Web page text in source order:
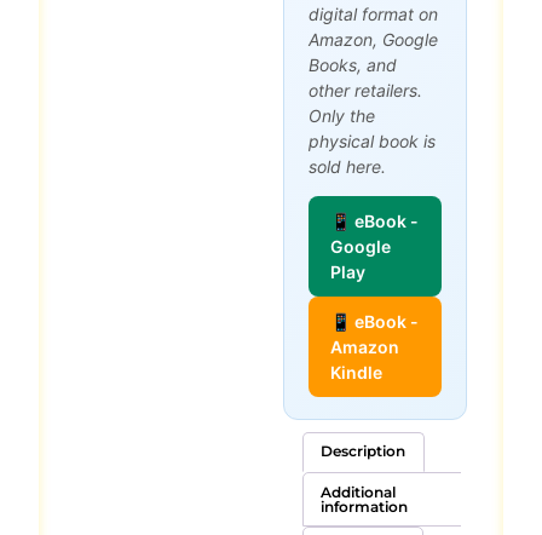
digital format on
Amazon, Google
Books, and
other retailers.
Only the
physical book is
sold here.
📱 eBook -
Google
Play
📱 eBook -
Amazon
Kindle
Description
Additional
information